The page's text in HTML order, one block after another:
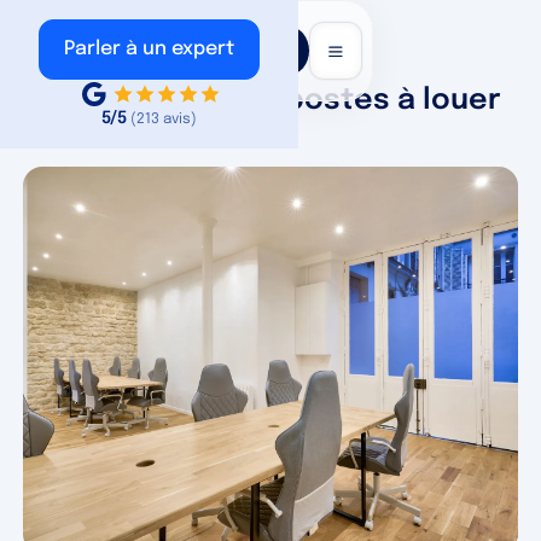
Voir nos
annonces
Bureau privatif 12 postes à louer
- Paris 9e (Pigalle)
Parler à un expert
5/5 (213 avis)